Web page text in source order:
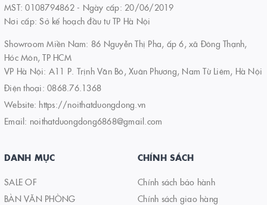
MST: 0108794862 - Ngày cấp: 20/06/2019
Nơi cấp: Sở kế hoạch đầu tư TP Hà Nội
Showroom Miền Nam: 86 Nguyễn Thị Pha, ấp 6, xã Đông Thạnh,
Hóc Môn, TP HCM
VP Hà Nội: A11 P. Trịnh Văn Bô, Xuân Phương, Nam Từ Liêm, Hà Nội
Điện thoại: 0868.76.1368
Website: https://noithatduongdong.vn
Email: noithatduongdong6868@gmail.com
DANH MỤC
SALE OF
BÀN VĂN PHÒNG
CHÍNH SÁCH
Chính sách bảo hành
Chính sách giao hàng